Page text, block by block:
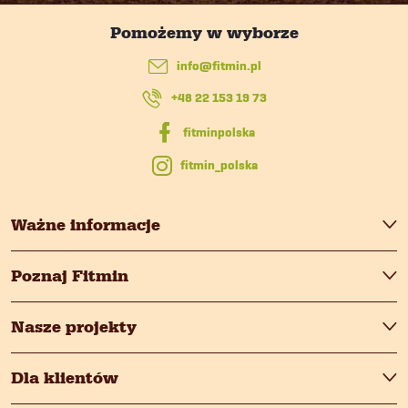
Ważne informacje
Poznaj Fitmin
Nasze projekty
Dla klientów
info@fitmin.pl
+48 22 153 19 73
fitmin_polska